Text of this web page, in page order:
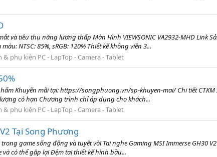
và tiêu thụ năng lượng thấp Màn Hình VIEWSONIC VA2932-MHD Link
NTSC: 85%, sRGB: 120% Thiết kế không viền 3...
& phụ kiện PC - LapTop - Camera - Tablet
phẩm Khuyến mãi tại: https://songphuong.vn/sp-khuyen-mai/ Chi tiết
có hạn Chương trình chỉ áp dụng cho khách...
& phụ kiện PC - LapTop - Camera - Tablet
Tại Song Phương
game sống động và tuyệt vời Tai nghe Gaming MSI Immerse GH30
có thể gập lại Đệm tai thiết kế hình bầu...